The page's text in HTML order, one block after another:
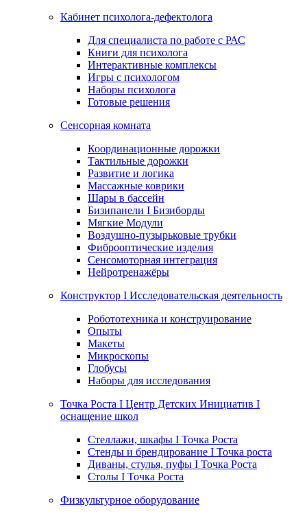
Кабинет психолога-дефектолога
Для специалиста по работе с РАС
Книги для психолога
Интерактивные комплексы
Игры с психологом
Наборы психолога
Готовые решения
Сенсорная комната
Координационные дорожки
Тактильные дорожки
Развитие и логика
Массажные коврики
Шары в бассейн
Бизипанели I Бизиборды
Мягкие Модули
Воздушно-пузырьковые трубки
Фиброоптические изделия
Сенсомоторная интеграция
Нейротренажёры
Конструктор I Исследовательская деятельность
Робототехника и конструирование
Опыты
Макеты
Микроскопы
Глобусы
Наборы для исследования
Точка Роста I Центр Детских Инициатив I
оснащение школ
Стеллажи, шкафы I Точка Роста
Стенды и брендирование I Точка роста
Диваны, стулья, пуфы I Точка Роста
Столы I Точка Роста
Физкультурное оборудование